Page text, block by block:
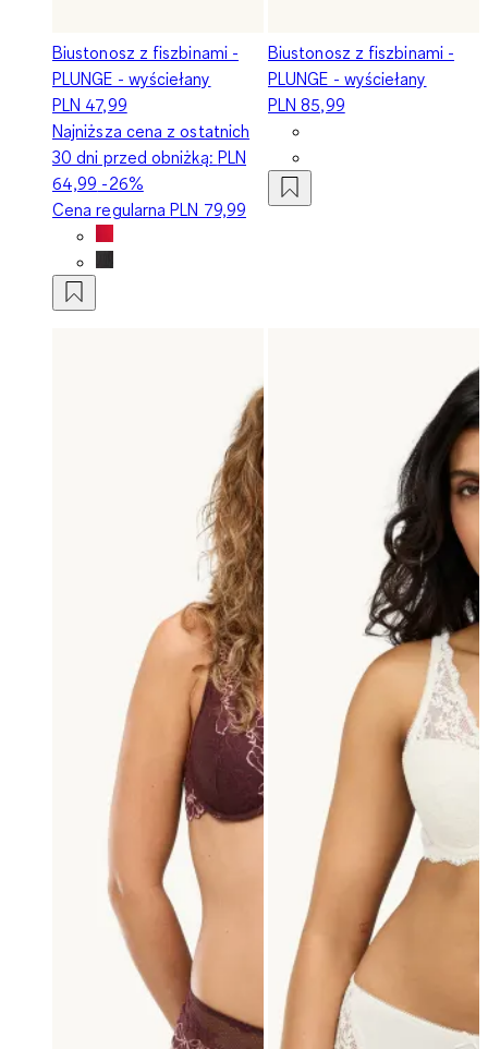
Biustonosz z fiszbinami -
PLUNGE - wyściełany
PLN 47,99
Najniższa cena z ostatnich
30 dni przed obniżką: PLN
64,99 -26%
Cena regularnaPLN 79,99
Biustonosz z fiszbinami -
PLUNGE - wyściełany
PLN 85,99